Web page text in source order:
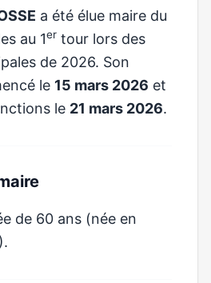
a été élue maire du
au 1er tour lors des
de 2026. Son
le 15 mars 2026 et
le 21 mars 2026.
de 60 ans (née en